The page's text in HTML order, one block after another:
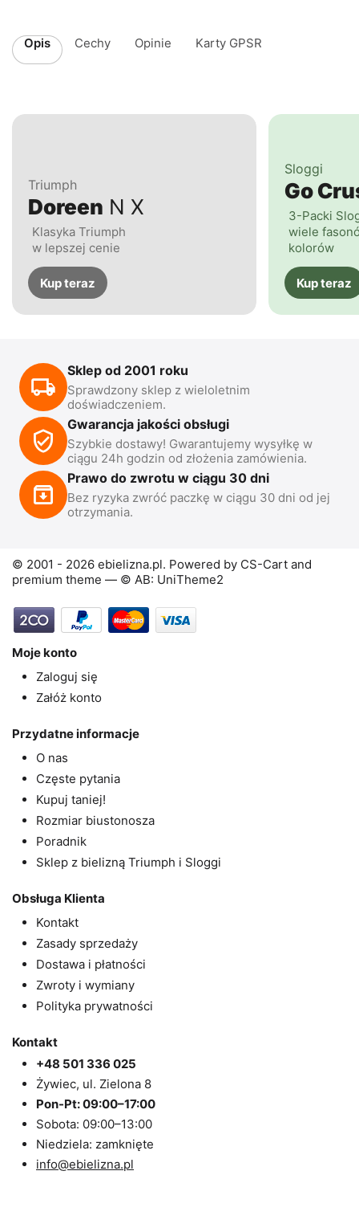
Opis Cechy Opinie Karty GPSR
Triumph
Doreen N X
Klasyka Triumph
w lepszej cenie
Kup teraz
Sloggi
Go
3-Packi
wiele
kolorów
Kup teraz
Sklep od 2001 roku
Sprawdzony sklep z wieloletnim
doświadczeniem.
Gwarancja jakości obsługi
Szybkie dostawy! Gwarantujemy wysyłkę w
ciągu 24h godzin od złożenia zamówienia.
Prawo do zwrotu w ciągu 30 dni
Bez ryzyka zwróć paczkę w ciągu 30 dni od jej
otrzymania.
© 2001 - 2026 ebielizna.pl. Powered by CS-Cart and
premium theme — © AB: UniTheme2
Moje konto
Zaloguj się
Załóż konto
Przydatne informacje
O nas
Częste pytania
Kupuj taniej!
Rozmiar biustonosza
Poradnik
Sklep z bielizną Triumph i Sloggi
Obsługa Klienta
Kontakt
Zasady sprzedaży
Dostawa i płatności
Zwroty i wymiany
Polityka prywatności
Kontakt
+48 501 336 025
Żywiec, ul. Zielona 8
Pon-Pt: 09:00–17:00
Sobota: 09:00–13:00
Niedziela: zamknięte
info@ebielizna.pl